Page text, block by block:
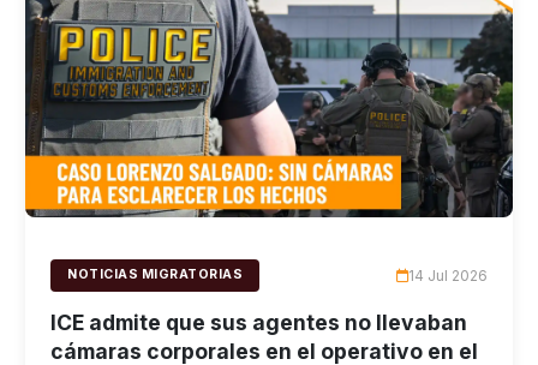
NOTICIAS MIGRATORIAS 14 Jul 2026
ICE admite que sus agentes no llevaban
cámaras corporales en el operativo en el